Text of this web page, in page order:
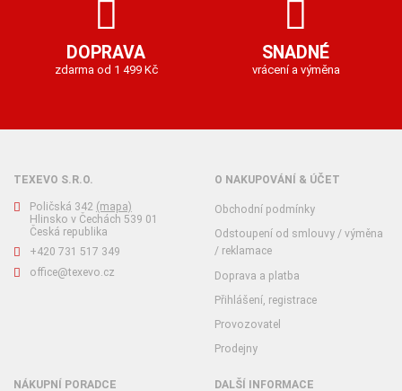
DOPRAVA
zdarma od 1 499 Kč
SNADNÉ
vrácení a výměna
TEXEVO S.R.O.
Poličská 342 (mapa)
Hlinsko v Čechách 539 01
Česká republika
+420 731 517 349
office@texevo.cz
O NAKUPOVÁNÍ & ÚČET
Obchodní podmínky
Odstoupení od smlouvy / výměna
/ reklamace
Doprava a platba
Přihlášení, registrace
Provozovatel
Prodejny
NÁKUPNÍ PORADCE DALŠÍ INFORMACE